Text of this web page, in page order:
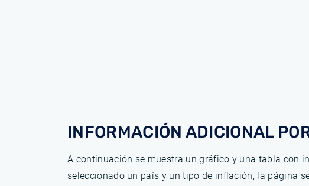
INFORMACIÓN ADICIONAL
A continuación se muestra un gráfico y una tabla con
seleccionado un país y un tipo de inflación, la página